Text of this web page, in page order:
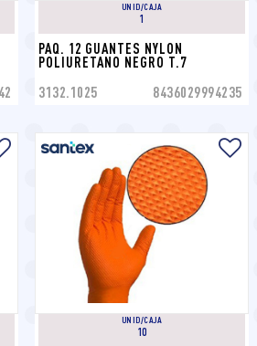
UNID/CAJA
1
PAQ. 12 GUANTES NYLON
POLIURETANO NEGRO T.7
3132.1025 8436029994235
UNID/CAJA
10